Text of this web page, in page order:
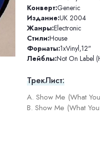
Конверт:Generic
Издание:UK 2004
Жанры:Electronic
Стили:House
Форматы:1xVinyl,12"
Лейблы:Not On Label
ТрекЛист:
A. Show Me (What
B. Show Me (What